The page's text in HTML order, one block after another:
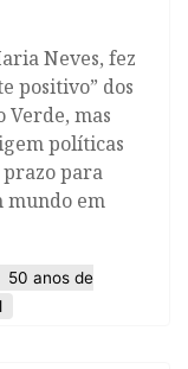
Neves, fez
positivo” dos
Verde, mas
políticas
prazo para
mundo em
50 anos de